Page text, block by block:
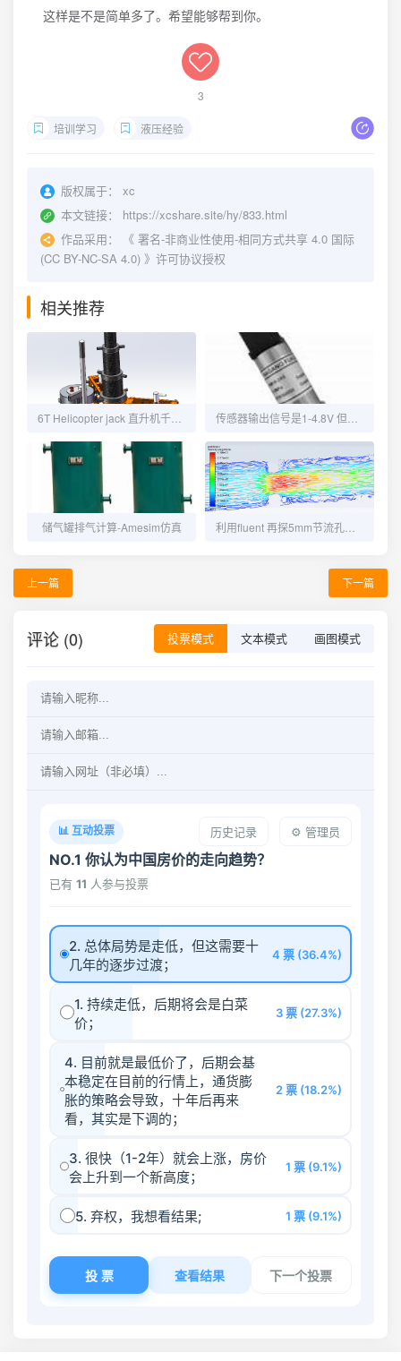
这样是不是简单多了。希望能够帮到你。
3
培训学习 液压经验
版权属于：
xc
本文链接：
https://xcshare.site/hy/833.html
作品采用：
《 署名-非商业性使用-相同方式共享 4.0 国际
(CC BY-NC-SA 4.0) 》许可协议授权
相关推荐
储气罐排气计算-Amesim仿真
上一篇 下一篇
评论 (0) 投票模式 文本模式 画图模式